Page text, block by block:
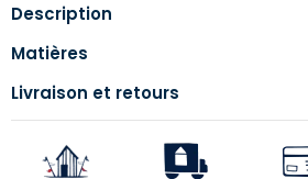
Description
Matières
Livraison et retours